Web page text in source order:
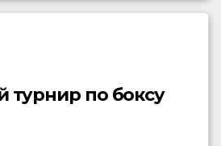
турнир по боксу